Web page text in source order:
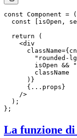
const Component =
  const
isOpen ,
  return
(
    <
div
      className
={ cn
"rounded-
        isOpen
&&
        className
      )}
      {
... props}
    />
  );
};
La funzione